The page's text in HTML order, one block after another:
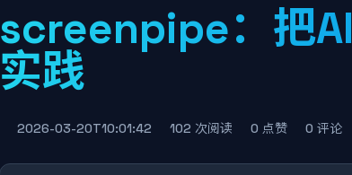
screenpipe：把
实践
2026-03-20T10:01:42 102 次阅读 0 点赞 0 评论